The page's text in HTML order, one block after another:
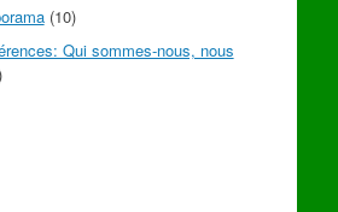
(10)
Qui sommes-nous, nous